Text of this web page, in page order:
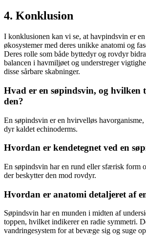
4. Konklusion
I konklusionen kan vi se, at havpindsvin er
økosystemer med deres unikke anatomi og
Deres rolle som både byttedyr og rovdyr
balancen i havmiljøet og understreger
disse sårbare skabninger.
Hvad er en søpindsvin, og hvilken
den?
En søpindsvin er en hvirvelløs
​​dyr kaldet echinoderms.
Hvordan er kendetegnet ved en
En søpindsvin har en rund eller sfærisk form
der beskytter den mod rovdyr.
Hvordan er anatomi detaljeret af
Søpindsvin har en munden i midten af
toppen, hvilket indikerer en radie symmetri.
vandringesystem for at bevæge sig og suge